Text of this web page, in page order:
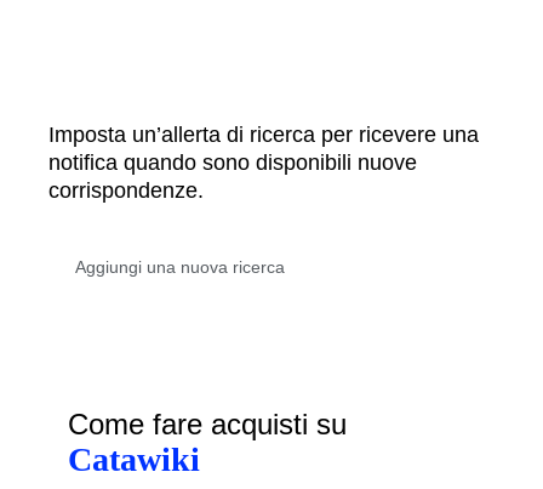
Imposta un’allerta di ricerca per ricevere una
notifica quando sono disponibili nuove
corrispondenze.
Come fare acquisti su
Catawiki